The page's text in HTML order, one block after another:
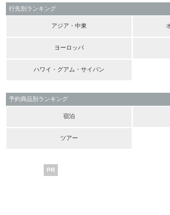
行先別ランキング
アジア・中東
ヨーロッパ
ハワイ・グアム・サイパン
予約商品別ランキング
宿泊
ツアー
PR